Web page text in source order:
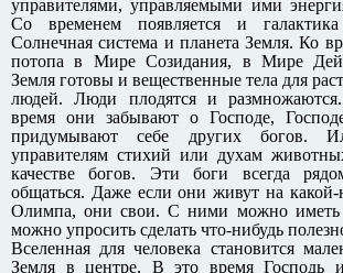
управителями, управляемыми ими
Со временем появляется и
Солнечная система и планета Земля. Ко
потопа в Мире Созидания, в Мире
Земля готовы и вещественные тела для
людей. Люди плодятся и размножаются.
время они забывают о Господе,
придумывают себе других богов.
управителям стихий или духам
качестве богов. Эти боги всегда
общаться. Даже если они живут на какой-
Олимпа, они свои. С ними можно иметь
можно упросить сделать что-нибудь
Вселенная для человека становится
Земля в центре. В это время Господь